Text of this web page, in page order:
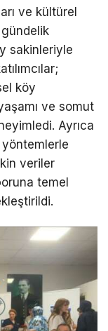
ve kültürel
gündelik
sakinleriyle
köy
ve somut
Ayrıca
veriler
temel